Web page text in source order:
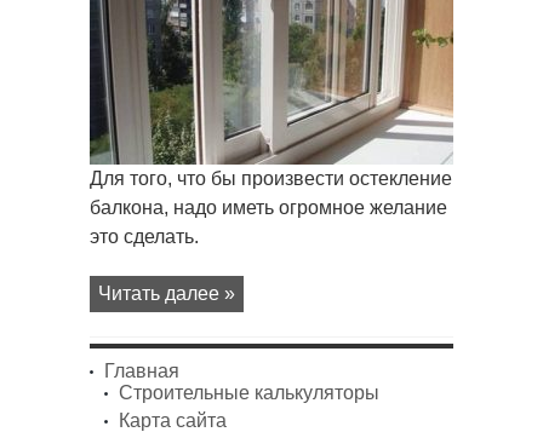
Для того, что бы произвести остекление
балкона, надо иметь огромное желание
это сделать.
Читать далее »
Главная
Строительные калькуляторы
Карта сайта